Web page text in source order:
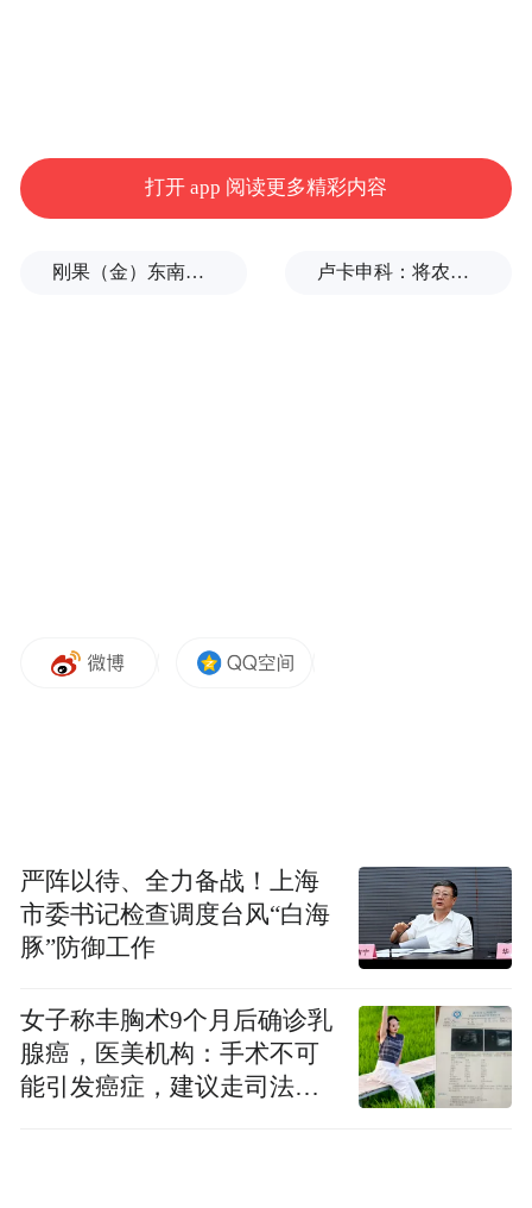
打开 app 阅读更多精彩内容
刚果（金）东南部中资企业钴产品铀含量超标？官方回应 卢卡申科：将农忙季节不好好干活的人都发配边疆充军！
严阵以待、全力备战！上海
市委书记检查调度台风“白海
豚”防御工作
女子称丰胸术9个月后确诊乳
腺癌，医美机构：手术不可
能引发癌症，建议走司法途